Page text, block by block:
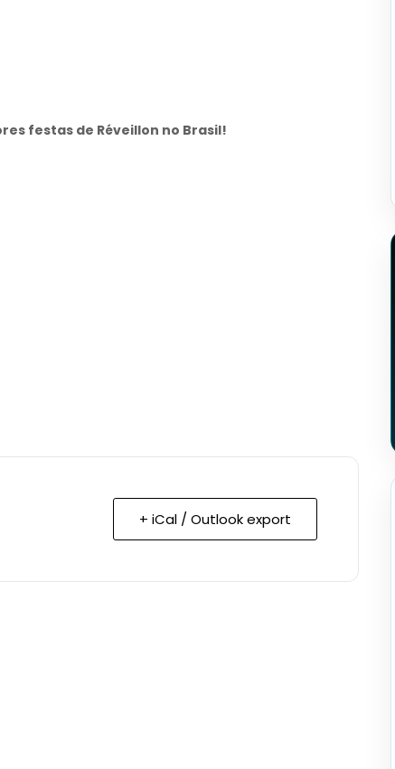
festas de Réveillon no Brasil!
+ iCal / Outlook export